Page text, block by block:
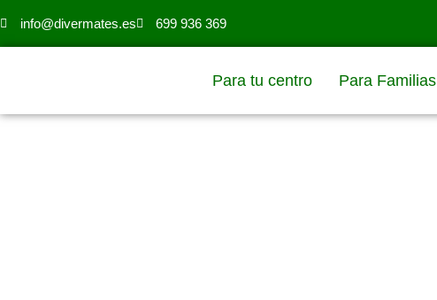
info@divermates.es 699 936 369
Para tu centro Para Familias